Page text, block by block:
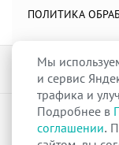
ПОЛИТИКА
raduga-ural.ru ©
Группа компаний
ЛицензияЛ042-
Мы
и сервис
трафика и
Подробнее в
соглашении.